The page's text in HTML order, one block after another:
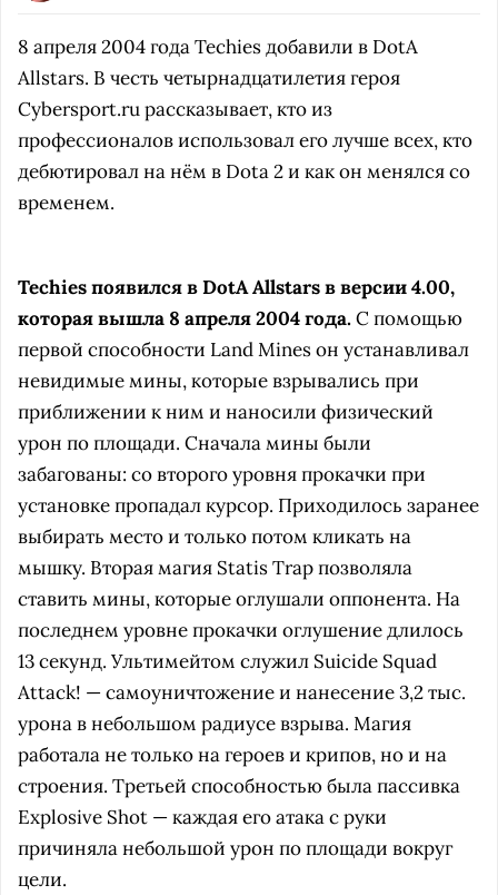
8 апреля 2004 года Techies добавили в DotA
Allstars. В честь четырнадцатилетия героя
Cybersport.ru рассказывает, кто из
профессионалов использовал его лучше всех, кто
дебютировал на нём в Dota 2 и как он менялся со
временем.
Techies появился в DotA Allstars в версии 4.00,
которая вышла 8 апреля 2004 года.С помощью
первой способности Land Mines он устанавливал
невидимые мины, которые взрывались при
приближении к ним и наносили физический
урон по площади. Сначала мины были
забагованы: со второго уровня прокачки при
установке пропадал курсор. Приходилось заранее
выбирать место и только потом кликать на
мышку. Вторая магия Statis Trap позволяла
ставить мины, которые оглушали оппонента. На
последнем уровне прокачки оглушение длилось
13 секунд. Ультимейтом служил Suicide Squad
Attack! — самоуничтожение и нанесение 3,2 тыс.
урона в небольшом радиусе взрыва. Магия
работала не только на героев и крипов, но и на
строения. Третьей способностью была пассивка
Explosive Shot — каждая его атака с руки
причиняла небольшой урон по площади вокруг
цели.